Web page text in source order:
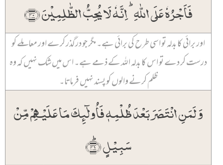
فَاَجۡرُہٗ عَلَی اللّٰہِ ؕ اِنَّہٗ لَا یُحِبُّ الظّٰلِمِیۡنَ ﴿۴۰﴾
اور برائی کا بدلہ تو اسی طرح کی برائی ہے۔ مگر جو درگذر کرے اور معاملے کو
درست کر دے تو اس کا بدلہ اللہ کے ذمے ہے۔ اس میں شک نہیں کہ وہ
ظلم کرنے والوں کو پسند نہیں فرماتا۔
وَ لَمَنِ انۡتَصَرَ بَعۡدَ ظُلۡمِہٖ فَاُولٰٓئِکَ مَا عَلَیۡہِمۡ مِّنۡ
سَبِیۡلٍ ﴿ؕ۴۱﴾